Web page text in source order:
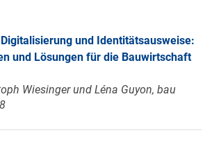
und Identitätsausweise:
und Lösungen für die Bauwirtschaft
Wiesinger und Léna Guyon, bau